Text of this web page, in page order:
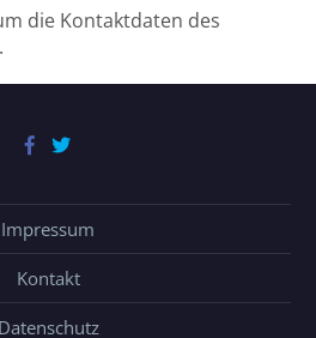
die Kontaktdaten des
Impressum
Kontakt
Datenschutz